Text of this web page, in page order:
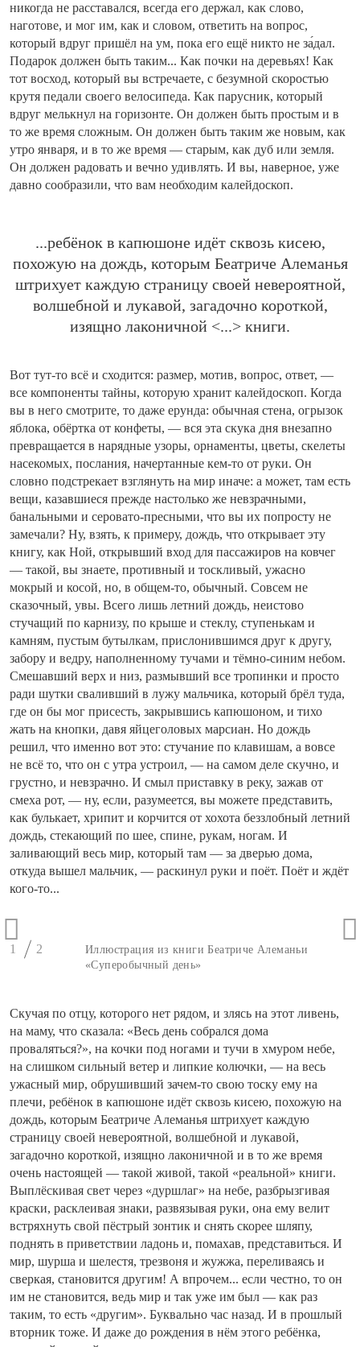
никогда не расставался, всегда его держал, как слово,
наготове, и мог им, как и словом, ответить на вопрос,
который вдруг пришёл на ум, пока его ещё никто не за́дал.
Подарок должен быть таким... Как почки на деревьях! Как
тот восход, который вы встречаете, с безумной скоростью
крутя педали своего велосипеда. Как парусник, который
вдруг мелькнул на горизонте. Он должен быть простым и в
то же время сложным. Он должен быть таким же новым, как
утро января, и в то же время — старым, как дуб или земля.
Он должен радовать и вечно удивлять. И вы, наверное, уже
давно сообразили, что вам необходим калейдоскоп.
...ребёнок в капюшоне идёт сквозь кисею,
похожую на дождь, которым Беатриче Алеманья
штрихует каждую страницу своей невероятной,
волшебной и лукавой, загадочно короткой,
изящно лаконичной <...> книги.
Вот тут-то всё и сходится: размер, мотив, вопрос, ответ, —
все компоненты тайны, которую хранит калейдоскоп. Когда
вы в него смотрите, то даже ерунда: обычная стена, огрызок
яблока, обёртка от конфеты, — вся эта скука дня внезапно
превращается в нарядные узоры, орнаменты, цветы, скелеты
насекомых, послания, начертанные кем-то от руки. Он
словно подстрекает взглянуть на мир иначе: а может, там есть
вещи, казавшиеся прежде настолько же невзрачными,
банальными и серовато-пресными, что вы их попросту не
замечали? Ну, взять, к примеру, дождь, что открывает эту
книгу, как Ной, открывший вход для пассажиров на ковчег
— такой, вы знаете, противный и тоскливый, ужасно
мокрый и косой, но, в общем-то, обычный. Совсем не
сказочный, увы. Всего лишь летний дождь, неистово
стучащий по карнизу, по крыше и стеклу, ступенькам и
камням, пустым бутылкам, прислонившимся друг к другу,
забору и ведру, наполненному тучами и тёмно-синим небом.
Смешавший верх и низ, размывший все тропинки и просто
ради шутки сваливший в лужу мальчика, который брёл туда,
где он бы мог присесть, закрывшись капюшоном, и тихо
жать на кнопки, давя яйцеголовых марсиан. Но дождь
решил, что именно вот это: стучание по клавишам, а вовсе
не всё то, что он с утра устроил, — на самом деле скучно, и
грустно, и невзрачно. И смыл приставку в реку, зажав от
смеха рот, — ну, если, разумеется, вы можете представить,
как булькает, хрипит и корчится от хохота беззлобный летний
дождь, стекающий по шее, спине, рукам, ногам. И
заливающий весь мир, который там — за дверью дома,
откуда вышел мальчик, — раскинул руки и поёт. Поёт и ждёт
кого-то...
Иллюстрация из книги Беатриче Алеманьи
«Суперобычный день»
1 2
Скучая по отцу, которого нет рядом, и злясь на этот ливень,
на маму, что сказала: «Весь день собрался дома
проваляться?», на кочки под ногами и тучи в хмуром небе,
на слишком сильный ветер и липкие колючки, — на весь
ужасный мир, обрушивший зачем-то свою тоску ему на
плечи, ребёнок в капюшоне идёт сквозь кисею, похожую на
дождь, которым Беатриче Алеманья штрихует каждую
страницу своей невероятной, волшебной и лукавой,
загадочно короткой, изящно лаконичной и в то же время
очень настоящей — такой живой, такой «реальной» книги.
Выплёскивая свет через «дуршлаг» на небе, разбрызгивая
краски, расклеивая знаки, развязывая руки, она ему велит
встряхнуть свой пёстрый зонтик и снять скорее шляпу,
поднять в приветствии ладонь и, помахав, представиться. И
мир, шурша и шелестя, трезвоня и жужжа, переливаясь и
сверкая, становится другим! А впрочем... если честно, то он
им не становится, ведь мир и так уже им был — как раз
таким, то есть «другим». Буквально час назад. И в прошлый
вторник тоже. И даже до рождения в нём этого ребёнка,